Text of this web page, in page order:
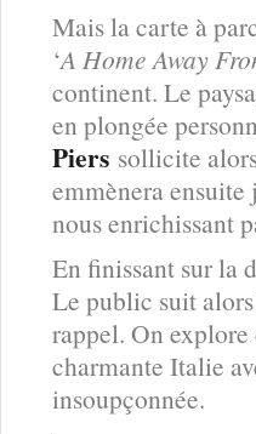
Mais la carte à
‘A Home Away
continent. Le
en plongée
Piers sollicite
emmènera
nous enrichissant
En finissant sur la
Le public suit alors
rappel. On explore
charmante Italie
insoupçonnée.